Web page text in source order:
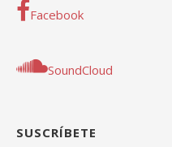
Facebook
SoundCloud
SUSCRÍBETE